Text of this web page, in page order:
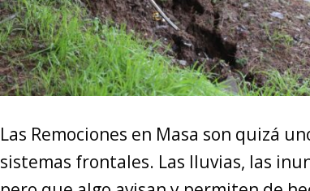
Las Remociones en Masa son quizá
sistemas frontales. Las lluvias, las